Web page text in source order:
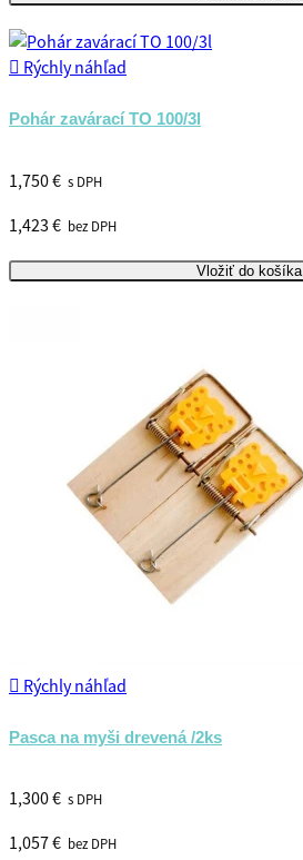
 Rýchly náhľad
Pohár zavárací TO 100/3l
1,750 € s DPH
1,423 € bez DPH
Vložiť do košíka
 Rýchly náhľad
Pasca na myši drevená /2ks
1,300 € s DPH
1,057 € bez DPH